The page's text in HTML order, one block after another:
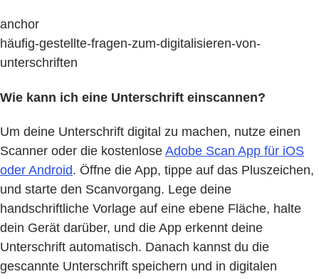
anchor
häufig-gestellte-fragen-zum-digitalisieren-von-
unterschriften
Wie kann ich eine Unterschrift einscannen?
Um deine Unterschrift digital zu machen, nutze einen
Scanner oder die kostenlose Adobe Scan App für iOS
oder Android. Öffne die App, tippe auf das Pluszeichen,
und starte den Scanvorgang. Lege deine
handschriftliche Vorlage auf eine ebene Fläche, halte
dein Gerät darüber, und die App erkennt deine
Unterschrift automatisch. Danach kannst du die
gescannte Unterschrift speichern und in digitalen